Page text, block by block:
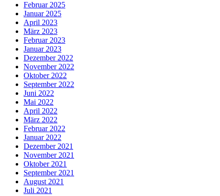
Februar 2025
Januar 2025
April 2023
März 2023
Februar 2023
Januar 2023
Dezember 2022
November 2022
Oktober 2022
September 2022
Juni 2022
Mai 2022
April 2022
März 2022
Februar 2022
Januar 2022
Dezember 2021
November 2021
Oktober 2021
September 2021
August 2021
Juli 2021